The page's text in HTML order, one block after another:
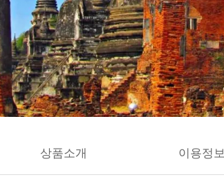
상품소개 이용정보